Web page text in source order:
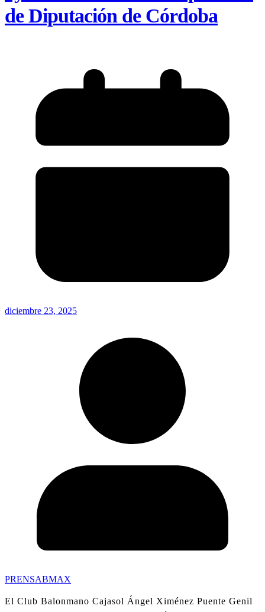
de Diputación de Córdoba
diciembre 23, 2025
PRENSABMAX
El Club Balonmano Cajasol Ángel Ximénez Puente Genil